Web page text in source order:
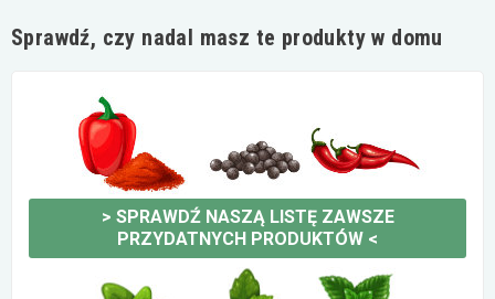
Sprawdź, czy nadal masz te produkty w domu
> SPRAWDŹ NASZĄ LISTĘ ZAWSZE
PRZYDATNYCH PRODUKTÓW <